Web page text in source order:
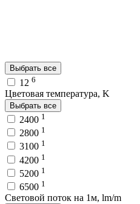
Выбрать все
12 6
Цветовая температура, K
Выбрать все
2400 1
2800 1
3100 1
4200 1
5200 1
6500 1
Световой поток на 1м, lm/m